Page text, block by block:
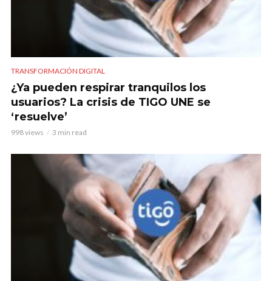
TRANSFORMACIÓN DIGITAL
¿Ya pueden respirar tranquilos los
usuarios? La crisis de TIGO UNE se
‘resuelve’
998 views 3 min read